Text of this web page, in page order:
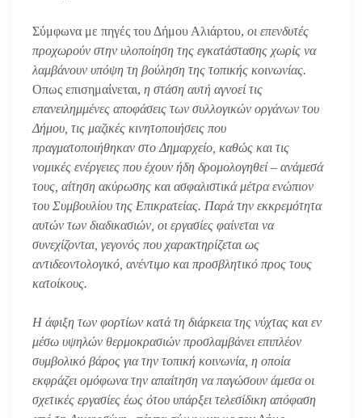
Σύμφωνα με πηγές του Δήμου Αλιάρτου, οι επενδυτές
προχωρούν στην υλοποίηση της εγκατάστασης χωρίς να
λαμβάνουν υπόψη τη βούληση της τοπικής κοινωνίας.
Οπως επισημαίνεται, η στάση αυτή αγνοεί τις
επανειλημμένες αποφάσεις των συλλογικών οργάνων του
Δήμου, τις μαζικές κινητοποιήσεις που
πραγματοποιήθηκαν στο Δημαρχείο, καθώς και τις
νομικές ενέργειες που έχουν ήδη δρομολογηθεί – ανάμεσά
τους, αίτηση ακύρωσης και ασφαλιστικά μέτρα ενώπιον
του Συμβουλίου της Επικρατείας. Παρά την εκκρεμότητα
αυτών των διαδικασιών, οι εργασίες φαίνεται να
συνεχίζονται, γεγονός που χαρακτηρίζεται ως
αντιδεοντολογικό, ανέντιμο και προσβλητικό προς τους
κατοίκους.
Η άφιξη των φορτίων κατά τη διάρκεια της νύχτας και εν
μέσω υψηλών θερμοκρασιών προσλαμβάνει επιπλέον
συμβολικό βάρος για την τοπική κοινωνία, η οποία
εκφράζει ομόφωνα την απαίτηση να παγώσουν άμεσα οι
σχετικές εργασίες έως ότου υπάρξει τελεσίδικη απόφαση